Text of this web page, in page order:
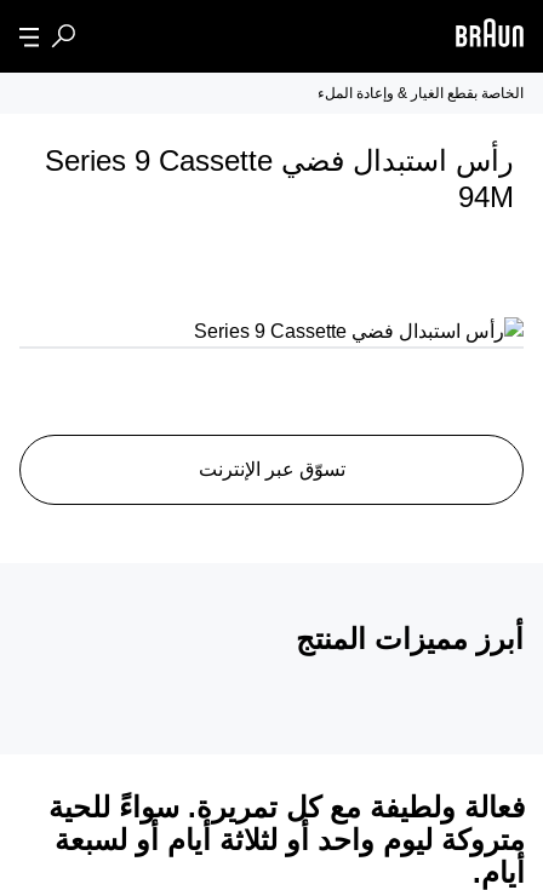
الخاصة بقطع الغيار & وإعادة الملء
رأس استبدال فضي Series 9 Cassette
94M
تسوّق عبر الإنترنت
أبرز مميزات المنتج
فعالة ولطيفة مع كل تمريرة. سواءً للحية
متروكة ليوم واحد أو لثلاثة أيام أو لسبعة
أيام.